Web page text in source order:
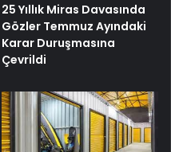
25 Yıllık Miras Davasında
Gözler Temmuz Ayındaki
Karar Duruşmasına
Çevrildi